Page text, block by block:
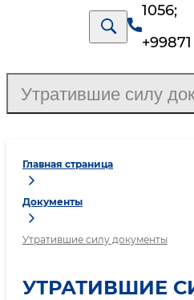
1056;
Главная страница
Документы
Утратившие силу документы
УТРАТИВШИЕ
Утратившие силу